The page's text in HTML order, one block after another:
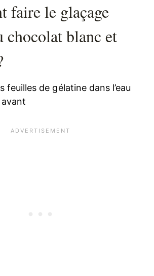
faire le glaçage
blanc et
feuilles de gélatine dans l’eau